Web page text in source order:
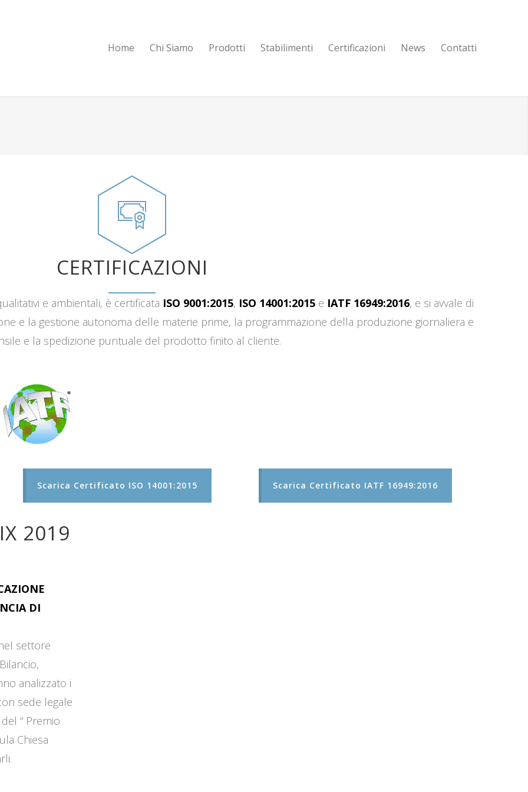
Home Chi Siamo Prodotti Stabilimenti Certificazioni News Contatti
CERTIFICAZIONI
e ambientali, è certificata ISO 9001:2015, ISO 14001:2015 e IATF 16949:2016, e si avvale di
e la gestione autonoma delle materie prime, la programmazione della produzione giornaliera e
e la spedizione puntuale del prodotto finito al cliente.
Scarica Certificato ISO 14001:2015 Scarica Certificato IATF 16949:2016
2019
DI
settore
analizzato i
sede legale
“ Premio
Chiesa